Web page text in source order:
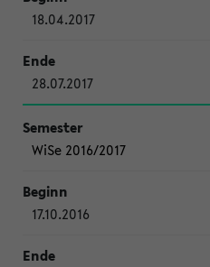
18.04.2017
28.07.2017
WiSe 2016/2017
17.10.2016